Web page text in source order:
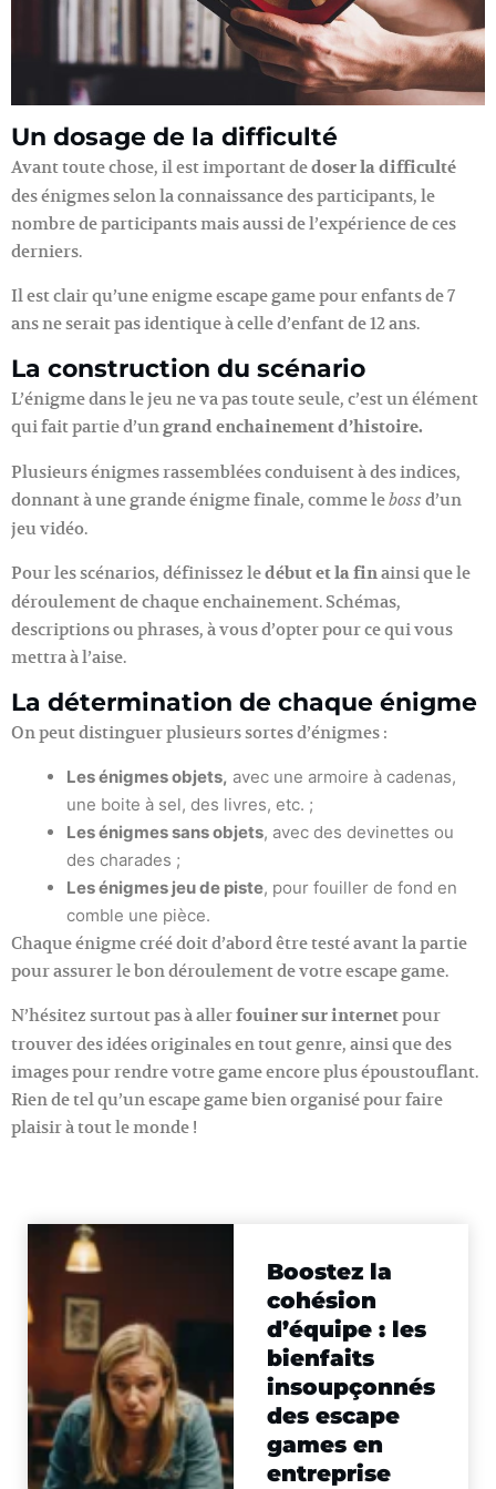
Un dosage de la difficulté
Avant toute chose, il est important dedoser la difficulté
des énigmes selon la connaissance des participants, le
nombre de participants mais aussi de l’expérience de ces
derniers.
Il est clair qu’une enigme escape game pour enfants de 7
ans ne serait pas identique à celle d’enfant de 12 ans.
La construction du scénario
L’énigme dans le jeu ne va pas toute seule, c’est un élément
qui fait partie d’ungrand enchainement d’histoire.
Plusieurs énigmes rassemblées conduisent à des indices,
donnant à une grande énigme finale, comme leboss d’un
jeu vidéo.
Pour les scénarios, définissez ledébut et la finainsi que le
déroulement de chaque enchainement. Schémas,
descriptions ou phrases, à vous d’opter pour ce qui vous
mettra à l’aise.
La détermination de chaque énigme
On peut distinguer plusieurs sortes d’énigmes :
Les énigmes objets, avec une armoire à cadenas,
une boite à sel, des livres, etc. ;
Les énigmes sans objets, avec des devinettes ou
des charades ;
Les énigmes jeu de piste, pour fouiller de fond en
comble une pièce.
Chaque énigme créé doit d’abord être testé avant la partie
pour assurer le bon déroulement de votre escape game.
N’hésitez surtout pas à allerfouiner sur internetpour
trouver des idées originales en tout genre, ainsi que des
images pour rendre votre game encore plus époustouflant.
Rien de tel qu’un escape game bien organisé pour faire
plaisir à tout le monde !
Boostez la
cohésion
d’équipe : les
bienfaits
insoupçonnés
des escape
games en
entreprise